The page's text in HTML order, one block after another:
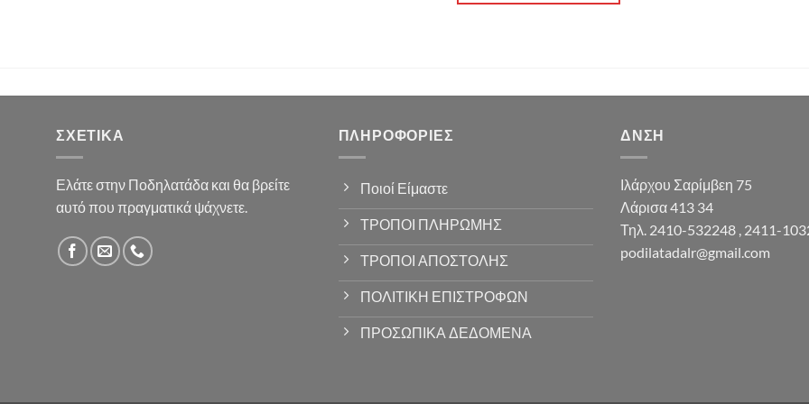
ΣΧΕΤΙΚΆ
Ελάτε στην Ποδηλατάδα και θα βρείτε
αυτό που πραγματικά ψάχνετε.
ΠΛΗΡΟΦΟΡΊΕΣ
Ποιοί Είμαστε
ΤΡΟΠΟΙ ΠΛΗΡΩΜΗΣ
ΤΡΟΠΟΙ ΑΠΟΣΤΟΛΗΣ
ΠΟΛΙΤΙΚΗ ΕΠΙΣΤΡΟΦΩΝ
ΠΡΟΣΩΠΙΚΑ ΔΕΔΟΜΕΝΑ
ΔΝΣΗ
Ιλάρχου Σαρίμβεη 75
Λάρισα 413 34
Τηλ. 2410-532248 , 2411-
podilatadalr@gmail.com